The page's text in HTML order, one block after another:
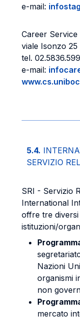
e-mail:
Career Service
viale Isonzo 25
tel.
e-mail:
5.4.
SERVIZIO
SRI - Servizio
International
offre tre
istituzioni/
Nazioni
organismi
non
mercato